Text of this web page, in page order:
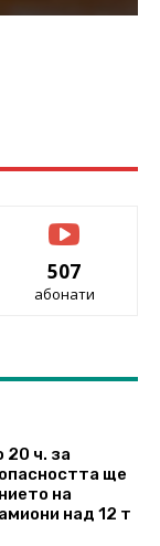
507
абонати
20 ч. за
ще
на
над 12 т